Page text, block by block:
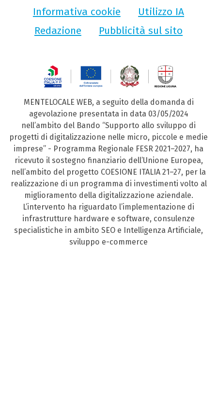
Informativa cookie
Utilizzo IA
Redazione
Pubblicità sul sito
MENTELOCALE WEB, a seguito della domanda di
agevolazione presentata in data 03/05/2024
nell’ambito del Bando “Supporto allo sviluppo di
progetti di digitalizzazione nelle micro, piccole e medie
imprese” - Programma Regionale FESR 2021–2027, ha
ricevuto il sostegno finanziario dell’Unione Europea,
nell’ambito del progetto COESIONE ITALIA 21–27, per la
realizzazione di un programma di investimenti volto al
miglioramento della digitalizzazione aziendale.
L’intervento ha riguardato l’implementazione di
infrastrutture hardware e software, consulenze
specialistiche in ambito SEO e Intelligenza Artificiale,
sviluppo e-commerce